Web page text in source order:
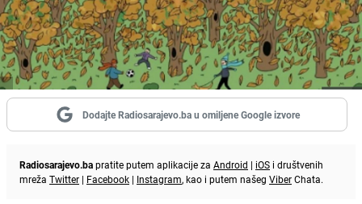
Dodajte Radiosarajevo.ba u omiljene Google izvore
Radiosarajevo.bapratite putem aplikacije za Android | iOS i društvenih
mreža Twitter | Facebook | Instagram, kao i putem našeg ViberChata.